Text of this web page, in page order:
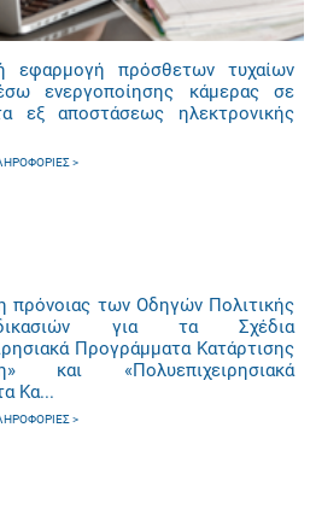
εφαρμογή πρόσθετων τυχαίων
ενεργοποίησης κάμερας σε
εξ αποστάσεως ηλεκτρονικής
πρόνοιας των Οδηγών Πολιτικής
για τα Σχέδια
Προγράμματα Κατάρτισης
και «Πολυεπιχειρησιακά
Κα...